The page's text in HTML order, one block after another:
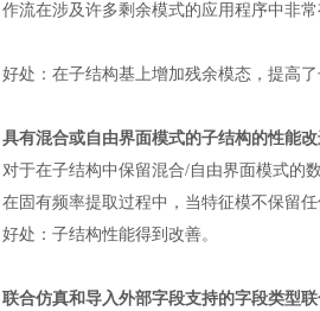
作流在涉及许多剩余模式的应用程序中非常
好处 ： 在子结构基上增加残余模态，提高
具有混合或自由界面模式的子结构的性能
对于在子结构中保留混合/自由界面模式的
在固有频率提取过程中，当特征模不保留
好处 ： 子结构性能得到改善。
联合仿真和导入外部字段支持的字段类型